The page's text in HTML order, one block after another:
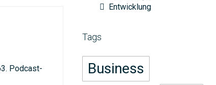
Podcast-
Entwicklung
Tags
Business